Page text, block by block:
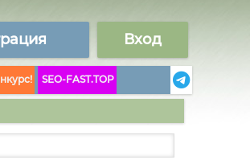
Вход
SEO-FAST.TOP